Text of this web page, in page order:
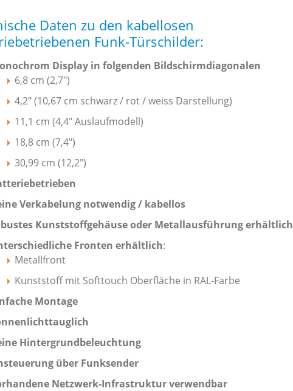
Daten zu den kabellosen
Funk-Türschilder:
Display in folgenden Bildschirmdiagonalen
6,8 cm (2,7")
4,2" (10,67 cm schwarz / rot / weiss Darstellung)
11,1 cm (4,4" Auslaufmodell)
18,8 cm (7,4")
30,99 cm (12,2")
Verkabelung notwendig / kabellos
Kunststoffgehäuse oder Metallausführung erhältlich
Fronten erhältlich:
Metallfront
Kunststoff mit Softtouch Oberfläche in RAL-Farbe
Montage
Hintergrundbeleuchtung
über Funksender
Netzwerk-Infrastruktur verwendbar